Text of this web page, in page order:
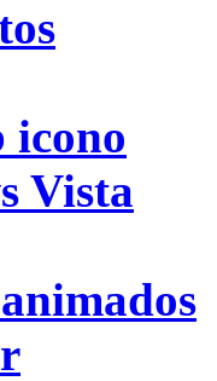
icono
Vista